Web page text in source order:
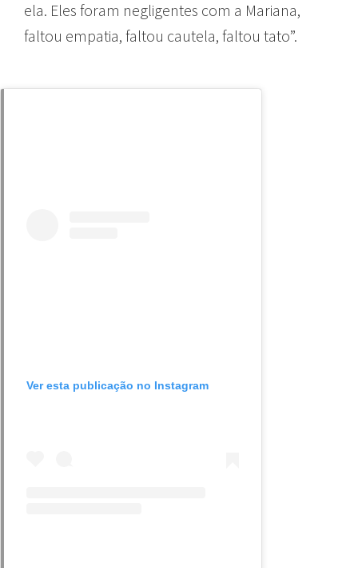
ela. Eles foram negligentes com a Mariana,
faltou empatia, faltou cautela, faltou tato”.
Ver esta publicação no Instagram